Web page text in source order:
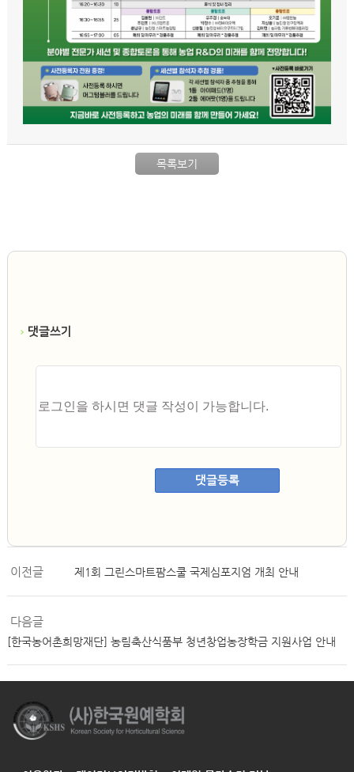
목록보기
댓글쓰기
댓글등록
이전글 제1회 그린스마트팜스쿨 국제심포지엄 개최 안내
다음글
[한국농어촌희망재단] 농림축산식품부 청년창업농장학금 지원사업 안내